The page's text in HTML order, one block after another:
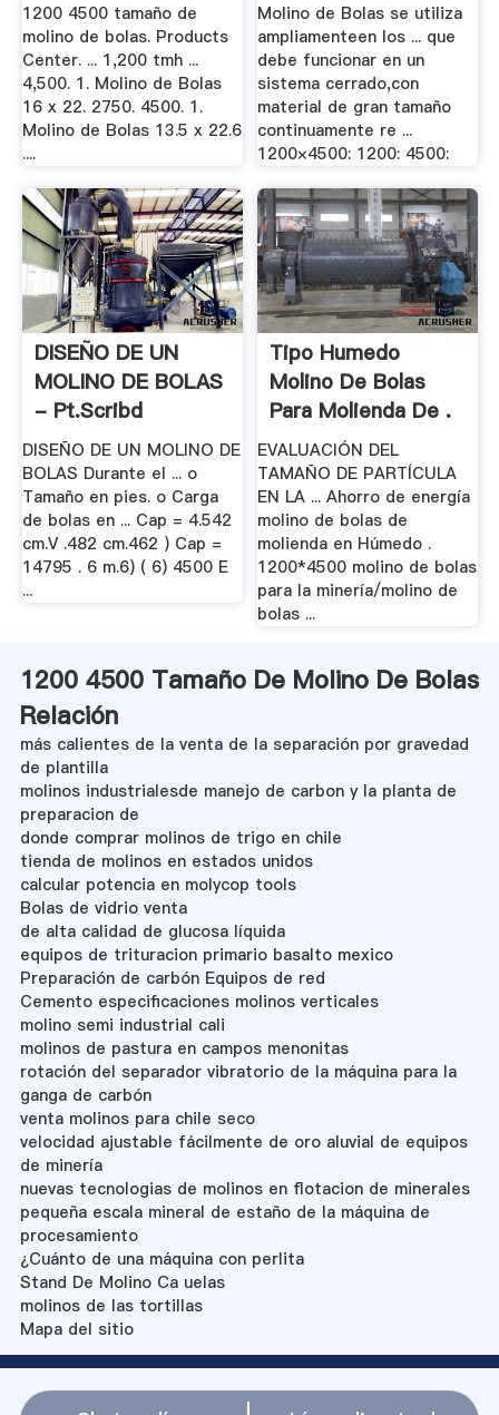
1200 4500 tamaño de
molino de bolas. Products
Center. ... 1,200 tmh ...
4,500. 1. Molino de Bolas
16 x 22. 2750. 4500. 1.
Molino de Bolas 13.5 x 22.6
....
Molino de Bolas se utiliza
ampliamenteen los ... que
debe funcionar en un
sistema cerrado,con
material de gran tamaño
continuamente re ...
1200×4500: 1200: 4500:
DISEÑO DE UN
MOLINO DE BOLAS
- Pt.scribd
DISEÑO DE UN MOLINO DE
BOLAS Durante el ... o
Tamaño en pies. o Carga
de bolas en ... Cap = 4.542
cm.V .482 cm.462 ) Cap =
14795 . 6 m.6) ( 6) 4500 E
...
Tipo Humedo
Molino De Bolas
Para Molienda De .
EVALUACIÓN DEL
TAMAÑO DE PARTÍCULA
EN LA ... Ahorro de energía
molino de bolas de
molienda en Húmedo .
1200*4500 molino de bolas
para la minería/molino de
bolas ...
1200 4500 Tamaño De Molino De Bolas
Relación
más calientes de la venta de la separación por gravedad
de plantilla
molinos industrialesde manejo de carbon y la planta de
preparacion de
donde comprar molinos de trigo en chile
tienda de molinos en estados unidos
calcular potencia en molycop tools
Bolas de vidrio venta
de alta calidad de glucosa líquida
equipos de trituracion primario basalto mexico
Preparación de carbón Equipos de red
Cemento especificaciones molinos verticales
molino semi industrial cali
molinos de pastura en campos menonitas
rotación del separador vibratorio de la máquina para la
ganga de carbón
venta molinos para chile seco
velocidad ajustable fácilmente de oro aluvial de equipos
de minería
nuevas tecnologias de molinos en flotacion de minerales
pequeña escala mineral de estaño de la máquina de
procesamiento
¿Cuánto de una máquina con perlita
Stand De Molino Ca uelas
molinos de las tortillas
Mapa del sitio